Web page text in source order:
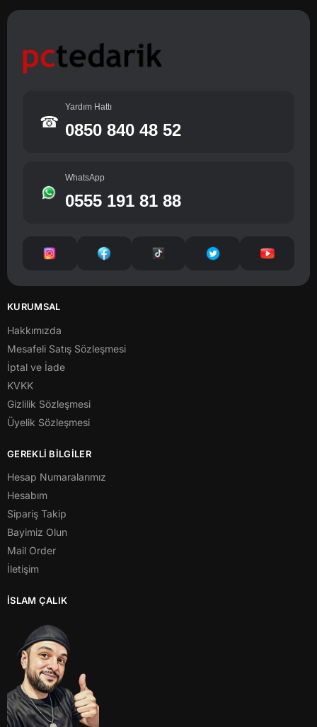
☎
Yardım Hattı
0850 840 48 52
WhatsApp
0555 191 81 88
KURUMSAL
Hakkımızda
Mesafeli Satış Sözleşmesi
İptal ve İade
KVKK
Gizlilik Sözleşmesi
Üyelik Sözleşmesi
GEREKLİ BİLGİLER
Hesap Numaralarımız
Hesabım
Sipariş Takip
Bayimiz Olun
Mail Order
İletişim
İSLAM ÇALIK